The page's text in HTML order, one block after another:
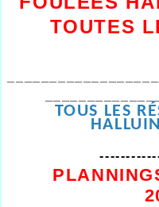
TOUTES
TOUS LES